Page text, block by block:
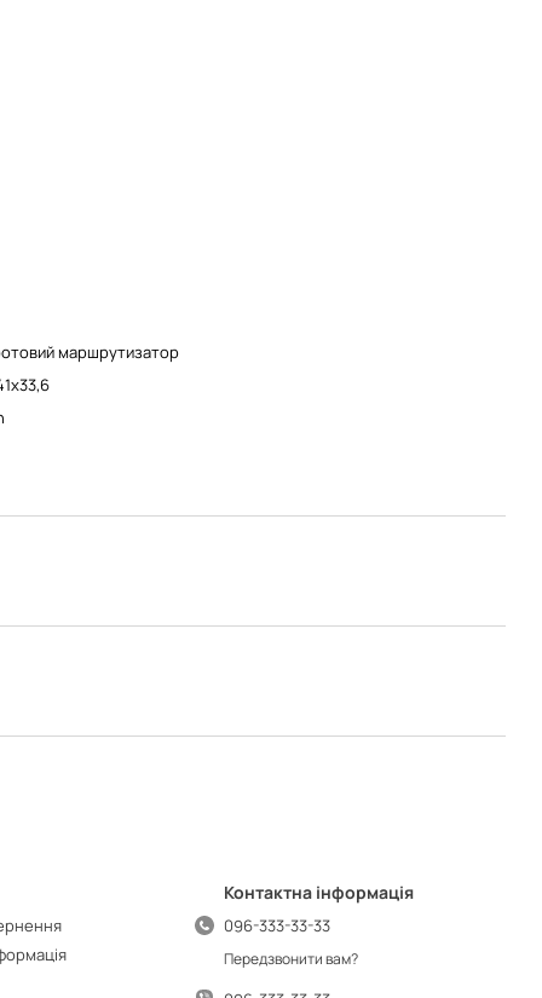
маршрутизатор
Контактна інформація
096-333-33-33
Передзвонити вам?